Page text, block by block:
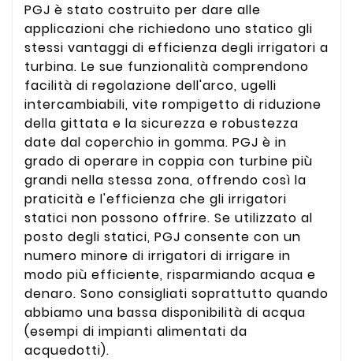
PGJ è stato costruito per dare alle
applicazioni che richiedono uno statico gli
stessi vantaggi di efficienza degli irrigatori a
turbina. Le sue funzionalità comprendono
facilità di regolazione dell'arco, ugelli
intercambiabili, vite rompigetto di riduzione
della gittata e la sicurezza e robustezza
date dal coperchio in gomma. PGJ è in
grado di operare in coppia con turbine più
grandi nella stessa zona, offrendo così la
praticità e l'efficienza che gli irrigatori
statici non possono offrire. Se utilizzato al
posto degli statici, PGJ consente con un
numero minore di irrigatori di irrigare in
modo più efficiente, risparmiando acqua e
denaro. Sono consigliati soprattutto quando
abbiamo una bassa disponibilità di acqua
(esempi di impianti alimentati da
acquedotti).